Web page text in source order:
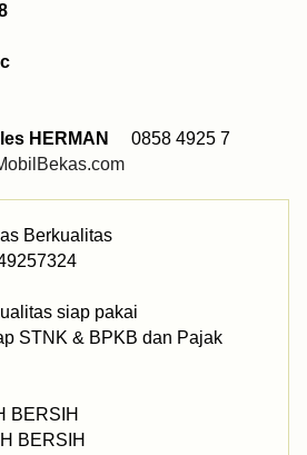
HERMAN
0858 4925 7
Berkualitas
siap pakai
STNK & BPKB dan Pajak
BERSIH
BERSIH